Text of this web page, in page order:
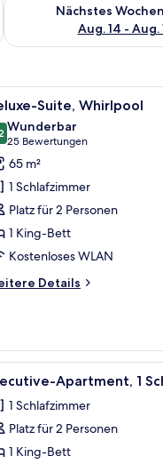
Nächstes
Aug. 14 - Aug.
Bett, einem
10 Suite, Whirlpool
von 10
Wunderbar
25 Bewertungen
(25
Bewertungen)
65 m²
1 Schlafzimmer
Platz für 2 Personen
1 King-Bett
Kostenloses WLAN
Details
Sofa und einem
5 Apartment, 1
1 Schlafzimmer
Platz für 2 Personen
1 King-Bett